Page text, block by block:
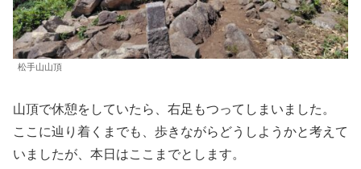
松手山山頂
山頂で休憩をしていたら、右足もつってしまいました。
ここに辿り着くまでも、歩きながらどうしようかと考えて
いましたが、本日はここまでとします。